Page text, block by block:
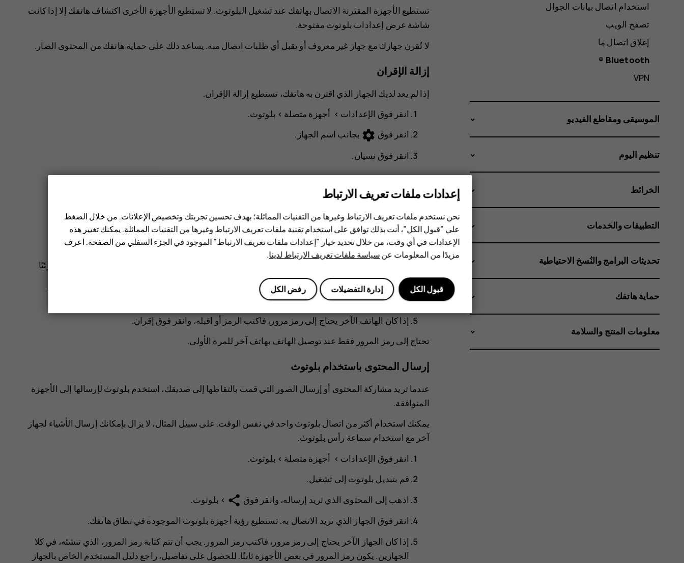
تستطيع الأجهزة المقترنة الاتصال بهاتفك عند تشغيل البلوتوث. لا تستطيع الأجهزة الأخرى اكتشاف هاتفك إلا إذا كانت
شاشة عرض إعدادات بلوتوث مفتوحة.
لا تُقرن جهازك مع جهاز غير معروف أو تقبل أي طلبات اتصال منه. يساعد ذلك على حماية هاتفك من المحتوى الضار.
إزالة الإقران
إذا لم يعد لديك الجهاز الذي اقترن به هاتفك، تستطيع إزالة الإقران.
انقر فوق
>
> بلوتوث.
انقر فوق settings بجانب اسم الجهاز.
انقر فوق نسيان.
تستطيع استخدام بلوتوث للاتصال لاسلكيًا بهاتف صديقك، ومشاركة الصور، وغير ذلك الكثير.
انقر فوق
‎الإعدادات >
‬‏‫ أجهزة متصلة‬ >بلوتوث.
تأكد من تشغيل بلوتوث في كلا الهاتفين.
تأكد من أن الهاتفين مرئيان لبعضهما. عليك أن تكون في شاشة عرض إعدادات بلوتوث بهاتفك كي تكون مرئيًا
للهواتف الأخرى.
تستطيع رؤية هواتف بلوتوث الموجودة في نطاق هاتفك. انقر فوق الهاتف الذي تريد الاتصال به.
إذا كان الهاتف الآخر يحتاج إلى رمز مرور، فاكتب الرمز أو اقبله، وانقر فوق إقران.
تحتاج إلى رمز المرور فقط عند توصيل الهاتف بهاتف آخر للمرة الأولى.
إرسال المحتوى باستخدام بلوتوث
عندما تريد مشاركة المحتوى أو إرسال الصور التي قمت بالتقاطها إلى صديقك، استخدم بلوتوث لإرسالها إلى الأجهزة
المتوافقة.
يمكنك استخدام أكثر من اتصال بلوتوث واحد في نفس الوقت. على سبيل المثال، لا يزال بإمكانك إرسال الأشياء لجهاز
آخر مع استخدام سماعة رأس بلوتوث.
انقر فوق
>
> بلوتوث.
قم بتبديل بلوتوث إلى تشغيل.
اذهب إلى المحتوى الذي تريد إرساله، وانقر فوق share
> بلوتوث.
انقر فوق الجهاز الذي تريد الاتصال به. تستطيع رؤية أجهزة بلوتوث الموجودة في نطاق هاتفك.
إذا كان الجهاز الآخر يحتاج إلى رمز مرور، فاكتب رمز المرور. يجب أن تتم كتابة رمز المرور، الذي تنشئه، في كلا
الجهازين. يكون رمز المرور في بعض الأجهزة ثابتًا. للحصول على تفاصيل، راجع دليل المستخدم الخاص بالجهاز
استخدام اتصال بيانات الجوال
تصفح الويب
إغلاق اتصال ما
Bluetooth ®
VPN
الموسيقى ومقاطع الفيديو
تنظيم اليوم
الخرائط
التطبيقات والخدمات
تحديثات البرامج والنُسخ الاحتياطية
حماية هاتفك
معلومات المنتج والسلامة
إعدادات ملفات تعريف الارتباط
نحن نستخدم ملفات تعريف الارتباط وغيرها من التقنيات المماثلة؛ بهدف تحسين تجربتك وتخصيص الإعلانات. من خلال الضغط
على "قبول الكل"، أنت بذلك توافق على استخدام تقنية ملفات تعريف الارتباط وغيرها من التقنيات المماثلة. يمكنك تغيير هذه
الإعدادات في أي وقت، من خلال تحديد خيار "إعدادات ملفات تعريف الارتباط" الموجود في الجزء السفلي من الصفحة. اعرف
مزيدًا من المعلومات عنسياسة ملفات تعريف الارتباط لدينا.
رفض الكل إدارة التفضيلات قبول الكل